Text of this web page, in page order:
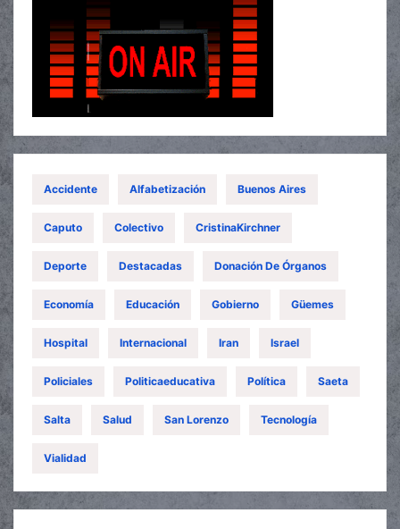
Accidente Alfabetización Buenos Aires
Caputo Colectivo CristinaKirchner
Deporte Destacadas Donación De Órganos
Economía Educación Gobierno Güemes
Hospital Internacional Iran Israel
Policiales Politicaeducativa Política Saeta
Salta Salud San Lorenzo Tecnología
Vialidad